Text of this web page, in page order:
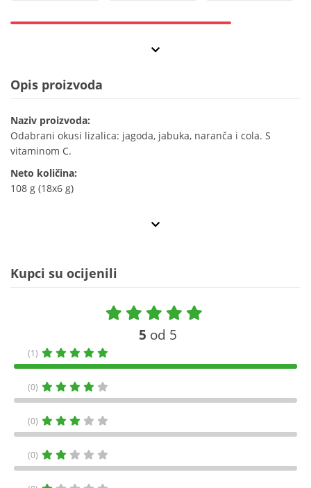
Opis proizvoda
Naziv proizvoda:
Odabrani okusi lizalica: jagoda, jabuka, naranča i cola. S
vitaminom C.
Neto količina:
108 g (18x6 g)
Kupci su ocijenili
5 od 5
(1)
(0)
(0)
(0)